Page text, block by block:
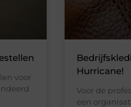
voor
Hurricane!
Voor de
een